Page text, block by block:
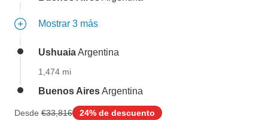
Mostrar 3 más
UshuaiaArgentina
1,474 mi
Buenos AiresArgentina
Desde €33,816 24% de descuento